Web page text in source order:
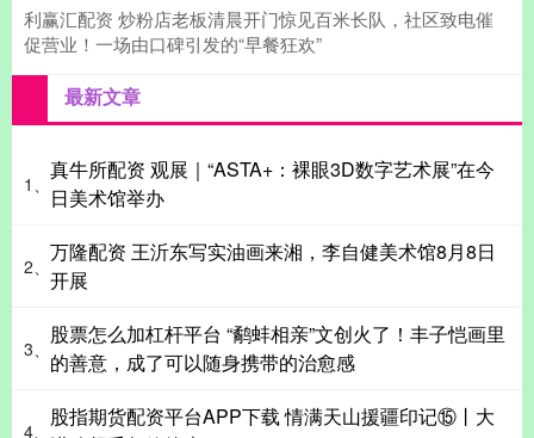
利赢汇配资 炒粉店老板清晨开门惊见百米长队，社区致电催
促营业！一场由口碑引发的“早餐狂欢”
最新文章
1、
真牛所配资 观展｜“ASTA+：裸眼3D数字艺术展”在今
日美术馆举办
2、
万隆配资 王沂东写实油画来湘，李自健美术馆8月8日
开展
3、
股票怎么加杠杆平台 “鹬蚌相亲”文创火了！丰子恺画里
的善意，成了可以随身携带的治愈感
4、
股指期货配资平台APP下载 情满天山援疆印记⑮丨大